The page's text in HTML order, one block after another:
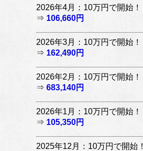
2026年4月：10万円で開始！
⇒ 106,660円
2026年3月：10万円で開始！
⇒ 162,490円
2026年2月：10万円で開始！
⇒ 683,140円
2026年1月：10万円で開始！
⇒ 105,350円
2025年12月：10万円で開始！